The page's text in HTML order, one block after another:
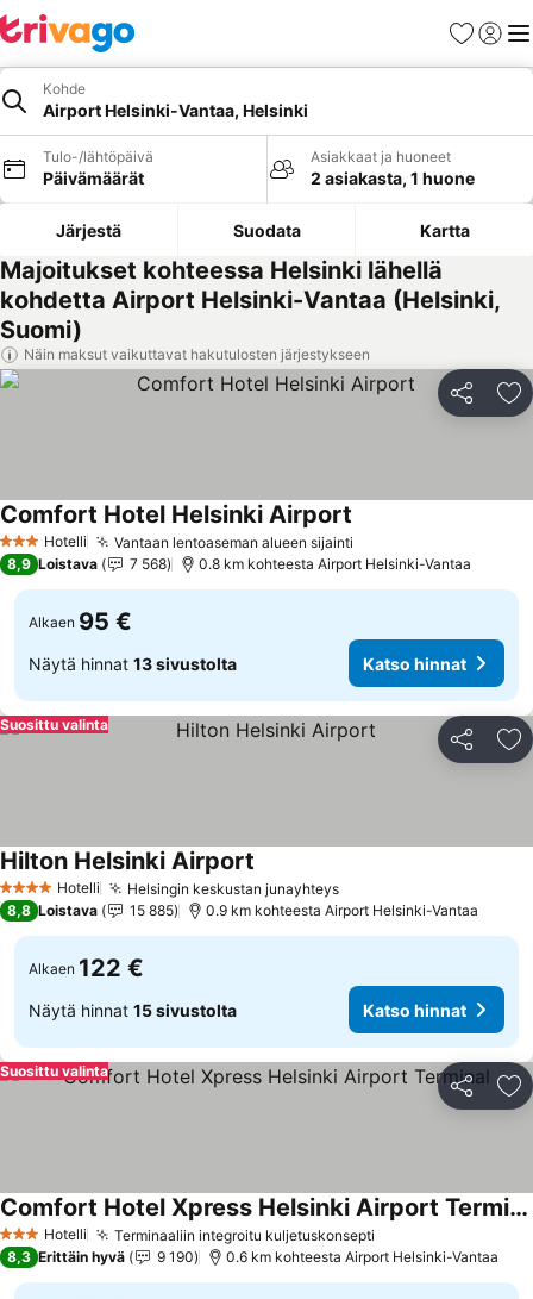
Suosikit
Kohde
Airport Helsinki-Vantaa, Helsinki
Tulo-/lähtöpäivä
Päivämäärät
Asiakkaat ja huoneet
2 asiakasta, 1 huone
Järjestä Suodata Kartta
Majoitukset kohteessa Helsinki lähellä
kohdetta Airport Helsinki-Vantaa (Helsinki,
Suomi)
Näin maksut vaikuttavat hakutulosten järjestykseen
Jaa
3 Tähtiluokitus
Hotelli Vantaan lentoaseman alueen sijainti
Comfort Hotel Helsinki Airport
8,9 Loistava 7 568 0.8 km kohteesta Airport Helsinki-Vantaa
Alkaen 95 €
Näytä hinnat 13 sivustolta Katso hinnat
Jaa
Suosittu valinta
4 Tähtiluokitus
Hotelli Helsingin keskustan junayhteys
Hilton Helsinki Airport
8,8 Loistava 15 885 0.9 km kohteesta Airport Helsinki-Vantaa
Alkaen 122 €
Näytä hinnat 15 sivustolta Katso hinnat
Jaa
Suosittu valinta
3 Tähtiluokitus
Hotelli Terminaaliin integroitu kuljetuskonsepti
Comfort Hotel Xpress Helsinki Airport Terminal
8,3 Erittäin hyvä 9 190 0.6 km kohteesta Airport Helsinki-Vantaa